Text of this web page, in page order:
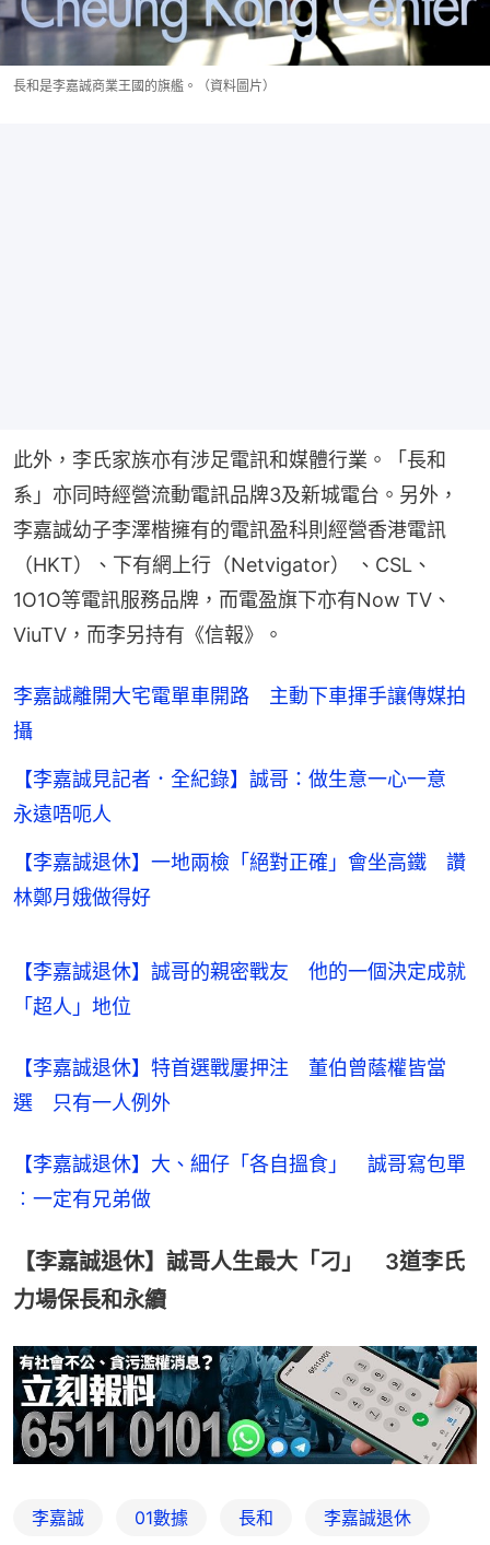
長和是李嘉誠商業王國的旗艦。（資料圖片）
此外，李氏家族亦有涉足電訊和媒體行業。「長和
系」亦同時經營流動電訊品牌3及新城電台。另外，
李嘉誠幼子李澤楷擁有的電訊盈科則經營香港電訊
（HKT）、下有網上行（Netvigator） 、CSL、
1O1O等電訊服務品牌，而電盈旗下亦有Now TV、
ViuTV，而李另持有《信報》。
李嘉誠離開大宅電單車開路 主動下車揮手讓傳媒拍
攝
【李嘉誠見記者．全紀錄】誠哥：做生意一心一意
永遠唔呃人
【李嘉誠退休】一地兩檢「絕對正確」會坐高鐵 讚
林鄭月娥做得好
【李嘉誠退休】誠哥的親密戰友　他的一個決定成就
「超人」地位
【李嘉誠退休】特首選戰屢押注　董伯曾蔭權皆當
選　只有一人例外
【李嘉誠退休】大、細仔「各自搵食」　誠哥寫包單
︰一定有兄弟做
【李嘉誠退休】誠哥人生最大「刁」 3道李氏
力場保長和永續
李嘉誠 01數據 長和 李嘉誠退休